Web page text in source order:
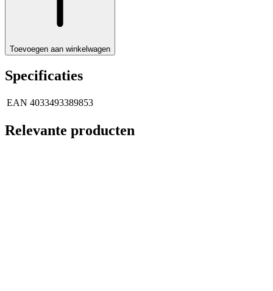
Toevoegen aan winkelwagen
Specificaties
EAN 4033493389853
Relevante producten